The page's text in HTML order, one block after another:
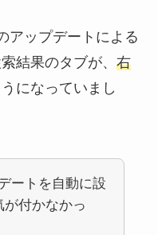
アップデートによる
結果のタブが、 右
になっていまし
ートを自動に設
付かなかっ